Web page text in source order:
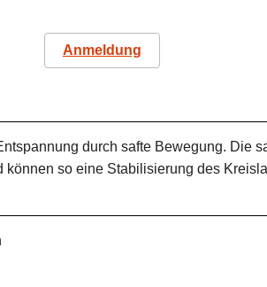
Anmeldung
durch safte Bewegung. Die
so eine Stabilisierung des